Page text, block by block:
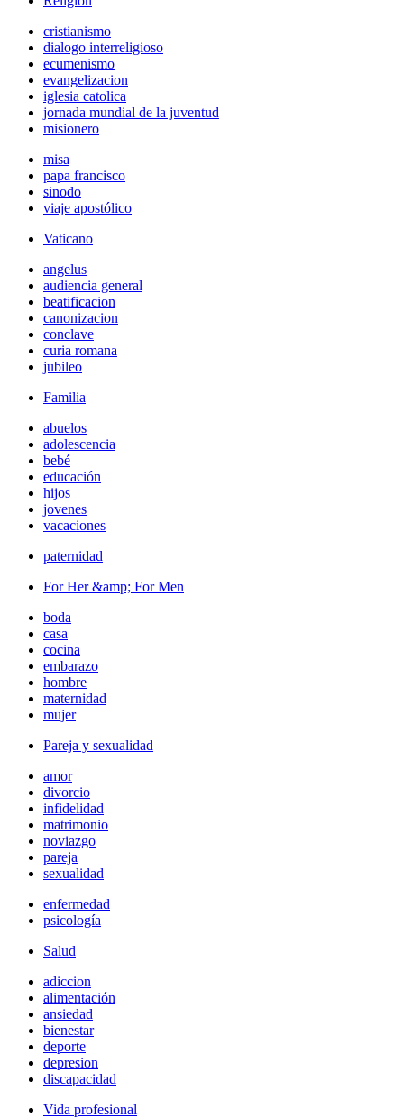
cristianismo
dialogo interreligioso
ecumenismo
evangelizacion
iglesia catolica
jornada mundial de la juventud
misionero
misa
papa francisco
sinodo
viaje apostólico
Vaticano
angelus
audiencia general
beatificacion
canonizacion
conclave
curia romana
jubileo
Familia
abuelos
adolescencia
bebé
educación
hijos
jovenes
vacaciones
paternidad
For Her &amp; For Men
boda
casa
cocina
embarazo
hombre
maternidad
mujer
Pareja y sexualidad
amor
divorcio
infidelidad
matrimonio
noviazgo
pareja
sexualidad
enfermedad
psicología
Salud
adiccion
alimentación
ansiedad
bienestar
deporte
depresion
discapacidad
Vida profesional